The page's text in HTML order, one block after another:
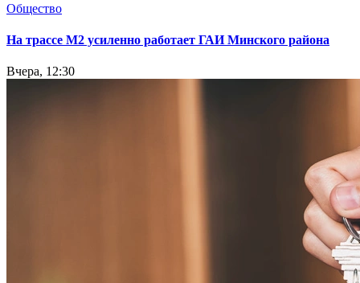
Общество
На трассе М2 усиленно работает ГАИ Минского района
Вчера, 12:30